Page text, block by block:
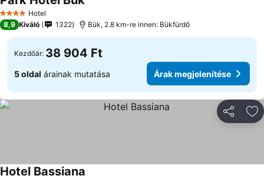
4 KategóriaHotel
8,9 Kiváló 1322 Bük, 2.8 km-re innen: Bükfürdő
Kezdőár: 38 904 Ft
5 oldal árainak mutatása Árak megjelenítése
Hotel Bassiana